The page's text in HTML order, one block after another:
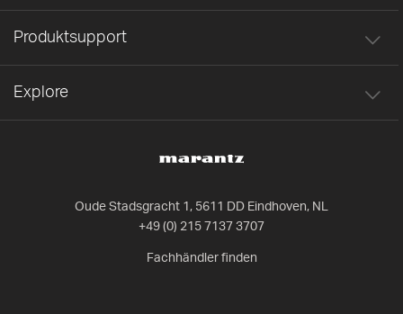
Oude Stadsgracht 1, 5611 DD Eindhoven, NL
+49 (0) 215 7137 3707
Fachhändler finden
Produktsupport
Explore